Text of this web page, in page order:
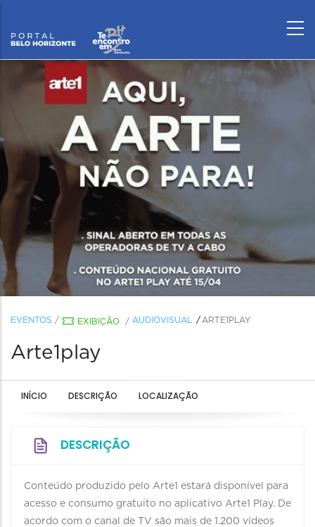
EVENTOS / EXIBIÇÃO / AUDIOVISUAL ARTE1PLAY
Arte1play
INÍCIO DESCRIÇÃO LOCALIZAÇÃO
DESCRIÇÃO
Conteúdo produzido pelo Arte1 estará disponível para
acesso e consumo gratuito no aplicativo Arte1 Play. De
acordo com o canal de TV são mais de 1.200 vídeos